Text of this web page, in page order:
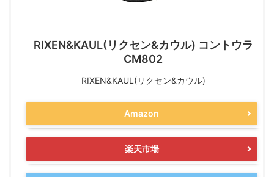
RIXEN&KAUL(リクセン&カウル) コントウラ
CM802
RIXEN&KAUL(リクセン&カウル)
Amazon
楽天市場